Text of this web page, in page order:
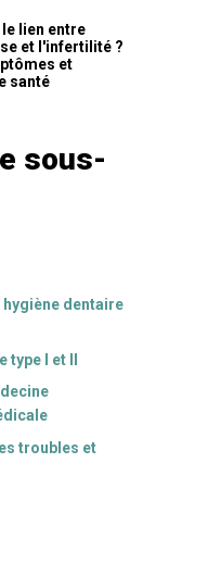
le lien entre
et l'infertilité ?
et
santé
sous-
dentaire
I et II
troubles et